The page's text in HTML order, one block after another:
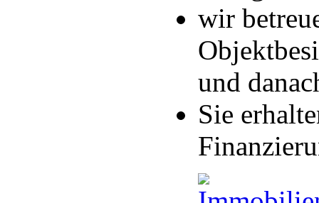
wir
und
Sie